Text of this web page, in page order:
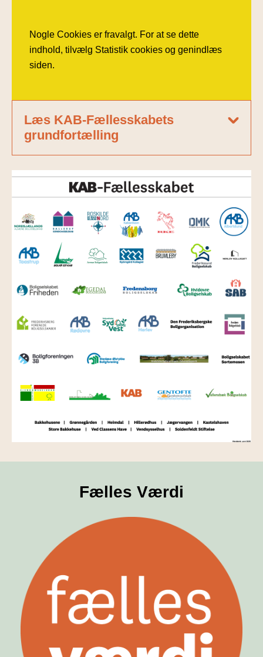
Nogle Cookies er fravalgt. For at se dette
indhold, tilvælg Statistik cookies og genindlæs
siden.
Læs KAB-Fællesskabets
grundfortælling
Fælles Værdi